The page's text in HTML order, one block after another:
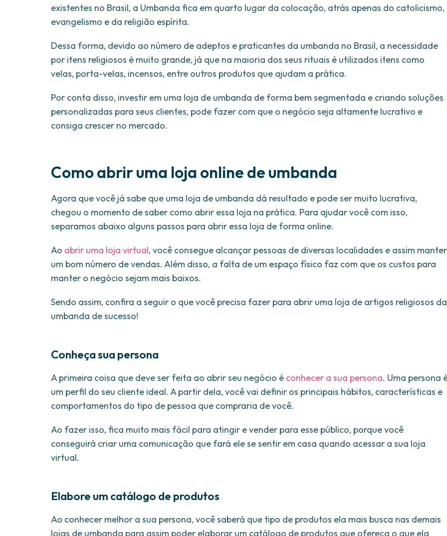
existentes no Brasil, a Umbanda fica em quarto lugar da colocação, atrás apenas do catolicismo,
evangelismo e da religião espírita.
Dessa forma, devido ao número de adeptos e praticantes da umbanda no Brasil, a necessidade
por itens religiosos é muito grande, já que na maioria dos seus rituais é utilizados itens como
velas, porta-velas, incensos, entre outros produtos que ajudam a prática.
Por conta disso, investir em uma loja de umbanda de forma bem segmentada e criando soluções
personalizadas para seus clientes, pode fazer com que o negócio seja altamente lucrativo e
consiga crescer no mercado.
Como abrir uma loja online de umbanda
Agora que você já sabe que uma loja de umbanda dá resultado e pode ser muito lucrativa,
chegou o momento de saber como abrir essa loja na prática. Para ajudar você com isso,
separamos abaixo alguns passos para abrir essa loja de forma online.
Ao abrir uma loja virtual, você consegue alcançar pessoas de diversas localidades e assim manter
um bom número de vendas. Além disso, a falta de um espaço físico faz com que os custos para
manter o negócio sejam mais baixos.
Sendo assim, confira a seguir o que você precisa fazer para abrir uma loja de artigos religiosos da
umbanda de sucesso!
Conheça sua persona
A primeira coisa que deve ser feita ao abrir seu negócio é conhecer a sua persona. Uma persona
um perfil do seu cliente ideal. A partir dela, você vai definir os principais hábitos, características e
comportamentos do tipo de pessoa que compraria de você.
Ao fazer isso, fica muito mais fácil para atingir e vender para esse público, porque você
conseguirá criar uma comunicação que fará ele se sentir em casa quando acessar a sua loja
virtual.
Elabore um catálogo de produtos
Ao conhecer melhor a sua persona, você saberá que tipo de produtos ela mais busca nas demais
lojas de umbanda para assim poder elaborar um catálogo de produtos que ofereça o que ela